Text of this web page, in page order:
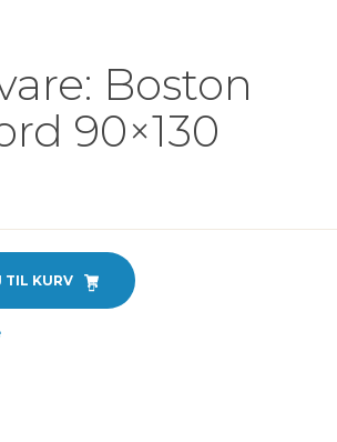
Boston
90×130
TIL KURV